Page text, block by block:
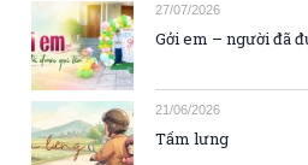
27/07/2026
Gởi em – người đã
21/06/2026
Tấm lưng